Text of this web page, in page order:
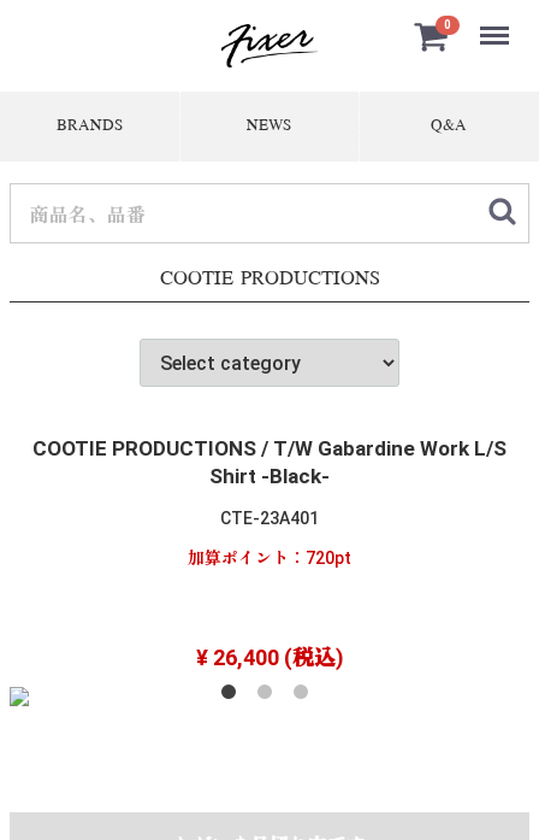
0 Menu
BRANDS NEWS Q&A
COOTIE PRODUCTIONS
COOTIE PRODUCTIONS / T/W Gabardine Work L/S
Shirt -Black-
CTE-23A401
加算ポイント： 720pt
¥ 26,400(税込)